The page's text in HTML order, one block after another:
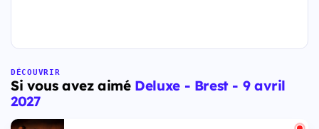
DÉCOUVRIR
Si vous avez aimé Deluxe - Brest - 9 avril
2027